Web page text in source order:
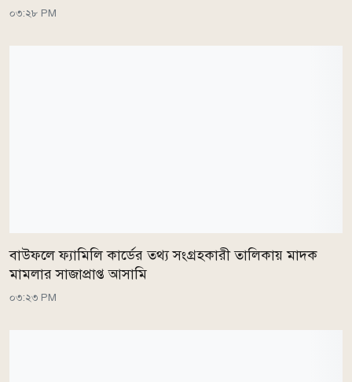
০৩:২৮ PM
বাউফলে ফ্যামিলি কার্ডের তথ্য সংগ্রহকারী তালিকায় মাদক
মামলার সাজাপ্রাপ্ত আসামি
০৩:২৩ PM